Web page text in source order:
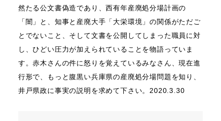
然たる公文書偽造であり、西有年産廃処分場計画の
「闇」と、知事と産廃大手「大栄環境」の関係がただご
とでないこと、そして文書を公開してしまった職員に対
し、ひどい圧力が加えられていることを物語っていま
す。赤木さんの件に怒りを覚えているみなさん、現在進
行形で、もっと腹黒い兵庫県の産廃処分場問題を知り、
井戸県政に事実の説明を求めて下さい。2020.3.30